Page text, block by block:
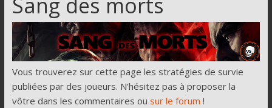
pour
le
mode
zombie
de
Call
of
Vous trouverez sur cette page les stratégies de survie
publiées par des joueurs. N’hésitez pas à proposer la
vôtre dans les commentaires ou sur le forum !